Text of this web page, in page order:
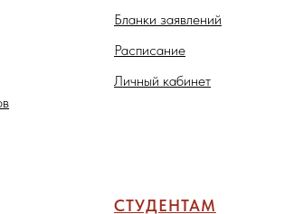
Бланки заявлений
Расписание
Личный кабинет
СТУДЕНТАМ